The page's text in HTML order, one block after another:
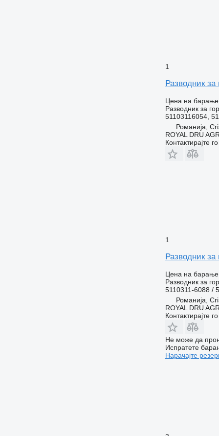
1
Разводник за
Цена на барање
Разводник за
51103116054,
Романија,
ROYAL DRU
Контактирајте
1
Разводник за
Цена на барање
Разводник за
5110311-6088 /
Романија,
ROYAL DRU
Контактирајте
Не може да
Испратете
Нарачајте